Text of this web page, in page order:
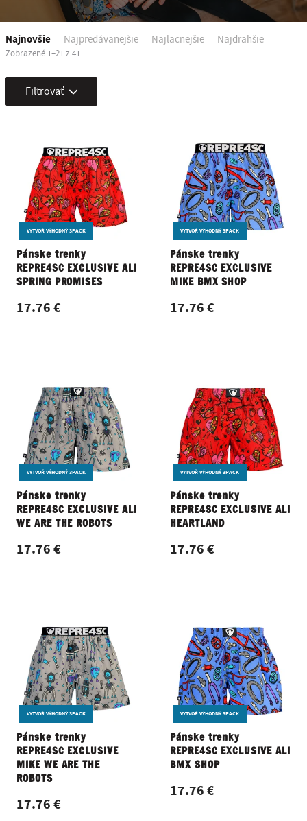
Najnovšie Najpredávanejšie Najlacnejšie Najdrahšie
Zobrazené 1–21 z 41
Filtrovať
VYTVOŘ VÝHODNÝ 3PACK
Pánske trenky
REPRE4SC EXCLUSIVE ALI
SPRING PROMISES
17.76 €
VYTVOŘ VÝHODNÝ 3PACK
Pánske trenky
REPRE4SC EXCLUSIVE
MIKE BMX SHOP
17.76 €
VYTVOŘ VÝHODNÝ 3PACK
Pánske trenky
REPRE4SC EXCLUSIVE ALI
WE ARE THE ROBOTS
17.76 €
VYTVOŘ VÝHODNÝ 3PACK
Pánske trenky
REPRE4SC EXCLUSIVE ALI
HEARTLAND
17.76 €
VYTVOŘ VÝHODNÝ 3PACK
Pánske trenky
REPRE4SC EXCLUSIVE
MIKE WE ARE THE
ROBOTS
17.76 €
VYTVOŘ VÝHODNÝ 3PACK
Pánske trenky
REPRE4SC EXCLUSIVE ALI
BMX SHOP
17.76 €